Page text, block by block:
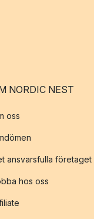
NORDIC NEST
oss
ansvarsfulla företaget
hos oss